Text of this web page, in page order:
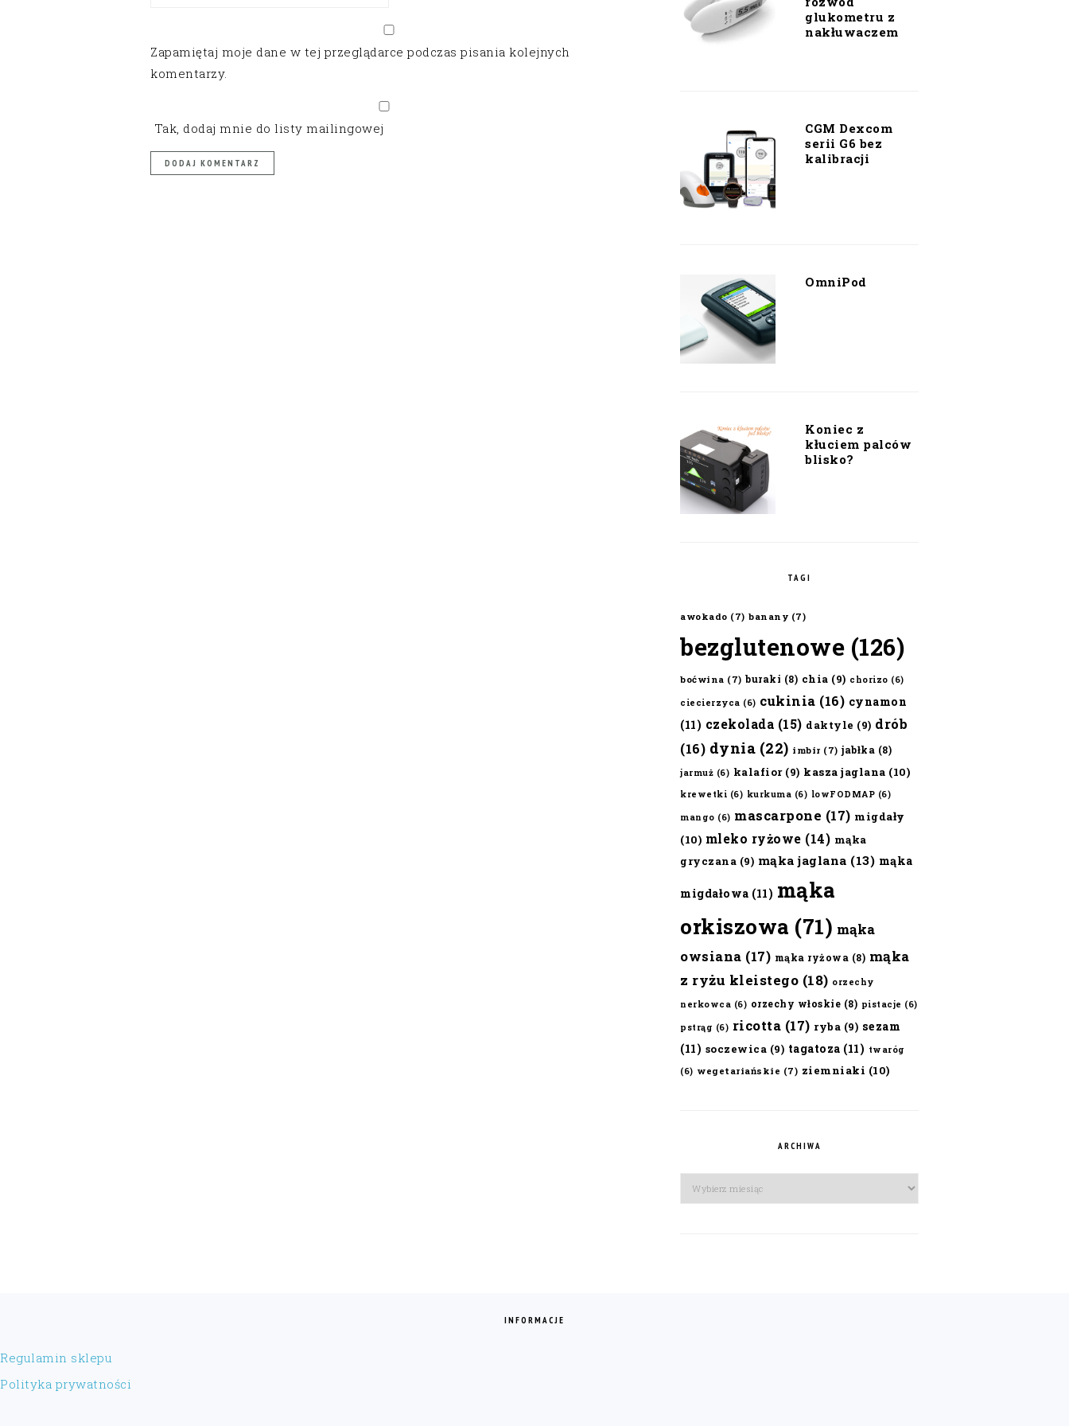
Zapamiętaj moje dane w tej przeglądarce podczas pisania kolejnych
komentarzy.
Tak, dodaj mnie do listy mailingowej
glukometru z
nakłuwaczem
CGM Dexcom
serii G6 bez
kalibracji
OmniPod
Koniec z
kłuciem palców
blisko?
TAGI
awokado (7) banany (7)
bezglutenowe (126)
boćwina (7) buraki (8) chia (9) chorizo (6)
ciecierzyca (6) cukinia (16) cynamon
(11) czekolada (15) daktyle (9) drób
(16) dynia (22) imbir (7) jabłka (8)
jarmuż (6) kalafior(9) kasza jaglana (10)
krewetki (6) kurkuma (6) lowFODMAP (6)
mango (6) mascarpone (17) migdały
(10) mleko ryżowe (14) mąka
gryczana (9) mąka jaglana (13) mąka
migdałowa (11) mąka
orkiszowa (71) mąka
owsiana (17) mąka ryżowa (8) mąka
z ryżu kleistego (18) orzechy
nerkowca (6) orzechy włoskie (8) pistacje (6)
pstrąg (6) ricotta (17) ryba (9) sezam
(11) soczewica (9) tagatoza (11) twaróg
(6) wegetariańskie (7) ziemniaki (10)
ARCHIWA
Archiwa
INFORMACJE
Regulamin sklepu
Polityka prywatności